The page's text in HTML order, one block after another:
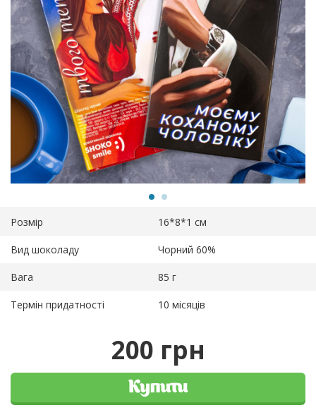
Розмір 16*8*1 см
Вид шоколаду Чорний 60%
Вага 85 г
Термін придатності 10 місяців
200 грн
Купити